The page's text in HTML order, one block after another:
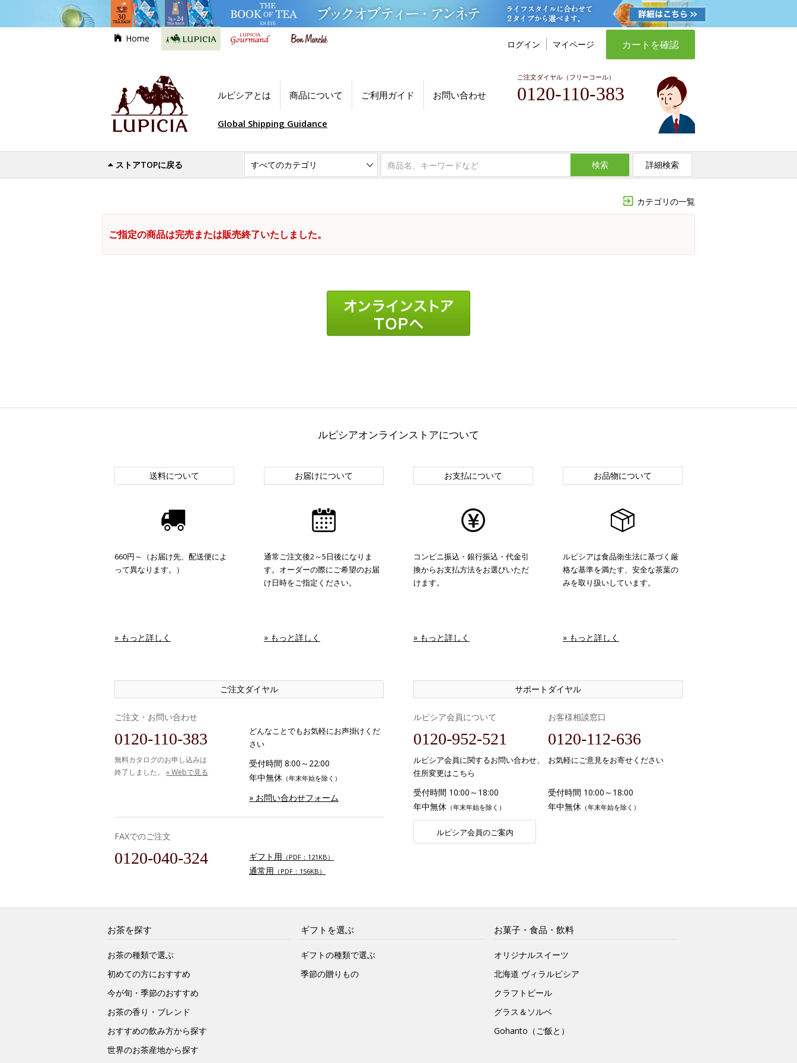
Home
ログイン マイページ カートを確認
ルピシアとは 商品について ご利用ガイド お問い合わせ
ご注文ダイヤル（フリーコール）
0120-110-383
Global Shipping Guidance
ストアTOPに戻る 検索 詳細検索
カテゴリの一覧
ご指定の商品は完売または販売終了いたしました。
ルピシアオンラインストアについて
送料について
660円～（お届け先、配送便によ
って異なります。）
» もっと詳しく
お届けについて
通常ご注文後2～5日後になりま
す。オーダーの際にご希望のお届
け日時をご指定ください。
» もっと詳しく
お支払について
コンビニ振込・銀行振込・代金引
換からお支払方法をお選びいただ
けます。
» もっと詳しく
お品物について
ルピシアは食品衛生法に基づく厳
格な基準を満たす、安全な茶葉の
みを取り扱いしています。
» もっと詳しく
ご注文ダイヤル
ご注文・お問い合わせ
0120-110-383
無料カタログのお申し込みは
終了しました。 » Webで見る
どんなことでもお気軽にお声掛けくだ
さい
受付時間 8:00～22:00
年中無休 （年末年始を除く）
» お問い合わせフォーム
FAXでのご注文
0120-040-324 ギフト用 （PDF：121KB）
通常用 （PDF：156KB）
サポートダイヤル
ルピシア会員について
0120-952-521
ルピシア会員に関するお問い合わせ、
住所変更はこちら
受付時間 10:00～18:00
年中無休 （年末年始を除く）
ルピシア会員のご案内
お客様相談窓口
0120-112-636
お気軽にご意見をお寄せください
受付時間 10:00～18:00
年中無休 （年末年始を除く）
お茶を探す
お茶の種類で選ぶ
初めての方におすすめ
今が旬・季節のおすすめ
お茶の香り・ブレンド
おすすめの飲み方から探す
世界のお茶産地から探す
ギフトを選ぶ
ギフトの種類で選ぶ
季節の贈りもの
お菓子・食品・飲料
オリジナルスイーツ
北海道 ヴィラルピシア
クラフトビール
グラス＆ソルベ
Gohanto（ご飯と）